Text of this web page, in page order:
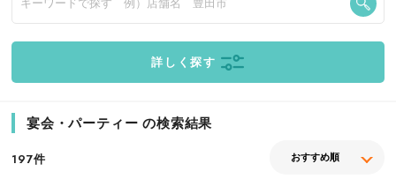
詳しく探す
宴会・パーティー の検索結果
197件